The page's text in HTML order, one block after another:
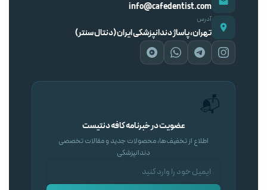
info@cafedentist.com
آدرس
تهران، پاساژ دندانپزشکی ایران (دنتال سنتر)
📬
عضویت در خبرنامه کافه دنتیست
اطلاع از تخفیف‌ها، محصولات جدید و مقالات تخصصی
دندانپزشکی